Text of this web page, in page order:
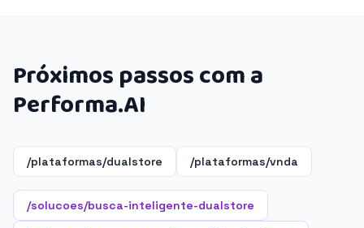
Próximos passos com a
Performa.AI
/plataformas/dualstore /plataformas/vnda
/solucoes/busca-inteligente-dualstore